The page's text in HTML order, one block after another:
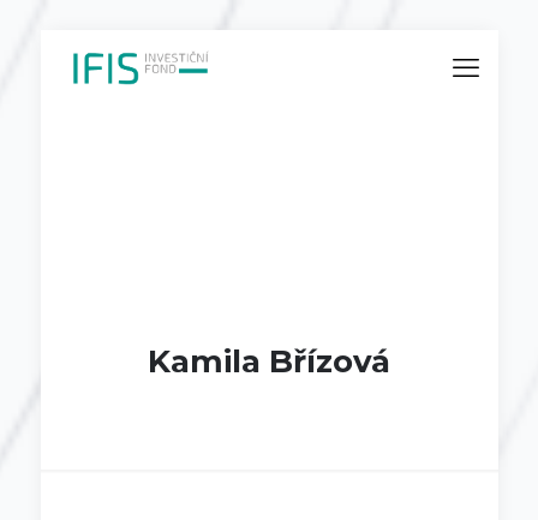
Kamila Břízová